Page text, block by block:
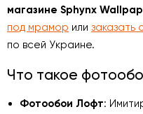
магазине Sphynx
под мрамор или заказать
по всей Украине.
Что такое
Фотообои Лофт: